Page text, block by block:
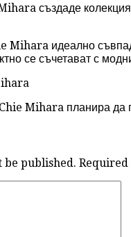
създаде
Mihara идеално
се съчетават с
Mihara планира да
published.